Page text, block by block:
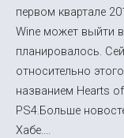
первом квартале
Wine может выйти
планировалось.
относительно
названием Hearts
PS4.Больше
Хабе....